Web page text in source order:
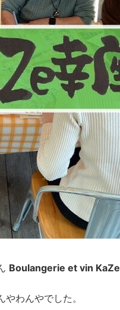
Boulangerie et vin KaZe
わんやでした。